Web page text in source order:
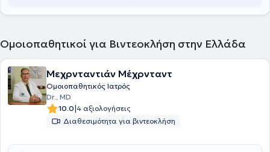
Ομοιοπαθητικοί για Βιντεοκλήση στην Ελλάδα
Μεχρνταντιάν Μέχρνταντ
Ομοιοπαθητικός Ιατρός
Dr., MD
10.0|4 αξιολογήσεις
Διαθεσιμότητα για βιντεοκλήση